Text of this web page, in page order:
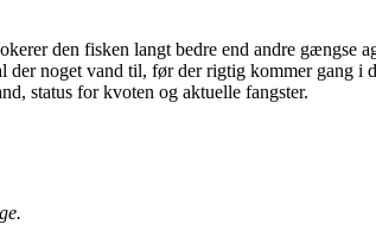
den fisken langt bedre end andre gængse
noget vand til, før der rigtig kommer gang i
status for kvoten og aktuelle fangster.